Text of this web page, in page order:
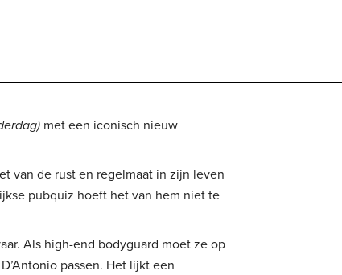
met een iconisch nieuw
van de rust en regelmaat in zijn leven
pubquiz hoeft het van hem niet te
Als high-end bodyguard moet ze op
passen. Het lijkt een